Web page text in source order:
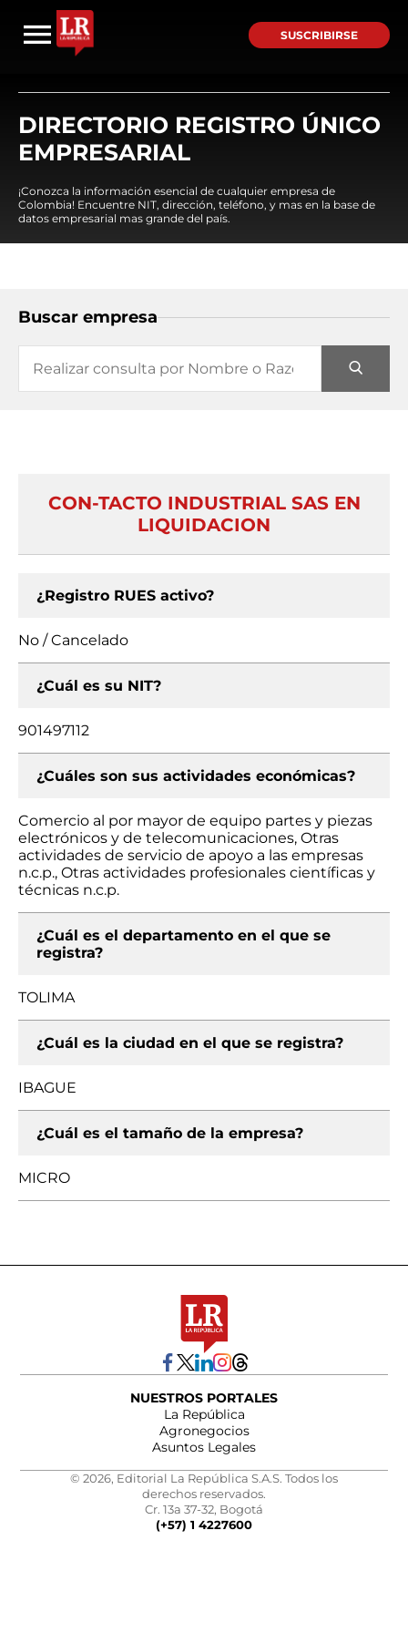
SUSCRIBIRSE
DIRECTORIO REGISTRO ÚNICO
EMPRESARIAL
¡Conozca la información esencial de cualquier empresa de
Colombia! Encuentre NIT, dirección, teléfono, y mas en la base de
datos empresarial mas grande del país.
Buscar empresa
CON-TACTO INDUSTRIAL SAS EN
LIQUIDACION
¿Registro RUES activo?
No / Cancelado
¿Cuál es su NIT?
901497112
¿Cuáles son sus actividades económicas?
Comercio al por mayor de equipo partes y piezas
electrónicos y de telecomunicaciones, Otras
actividades de servicio de apoyo a las empresas
n.c.p., Otras actividades profesionales científicas y
técnicas n.c.p.
¿Cuál es el departamento en el que se
registra?
TOLIMA
¿Cuál es la ciudad en el que se registra?
IBAGUE
¿Cuál es el tamaño de la empresa?
MICRO
NUESTROS PORTALES
La República
Agronegocios
Asuntos Legales
© 2026, Editorial La República S.A.S. Todos los
derechos reservados.
Cr. 13a 37-32, Bogotá
(+57) 1 4227600